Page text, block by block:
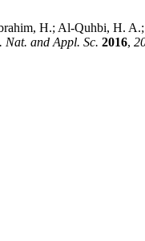
H.; Al-Quhbi, H.
Nat. and Appl. Sc. 2016,